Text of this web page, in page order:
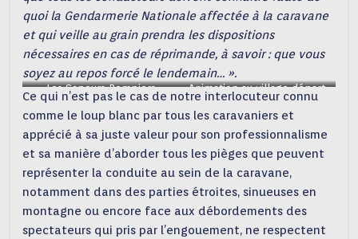
quoi la Gendarmerie Nationale affectée à la caravane
et qui veille au grain prendra les dispositions
nécessaires en cas de réprimande, à savoir : que vous
soyez au repos forcé le lendemain… ».
Les Sapeurs Pompiers
applaudis sur le Tour (photo
Dominique ROUDY)
Animation au village départ
(photo Dominique ROUDY)
Ce qui n’est pas le cas de notre interlocuteur connu
comme le loup blanc par tous les caravaniers et
apprécié à sa juste valeur pour son professionnalisme
et sa manière d’aborder tous les pièges que peuvent
représenter la conduite au sein de la caravane,
notamment dans des parties étroites, sinueuses en
montagne ou encore face aux débordements des
spectateurs qui pris par l’engouement, ne respectent